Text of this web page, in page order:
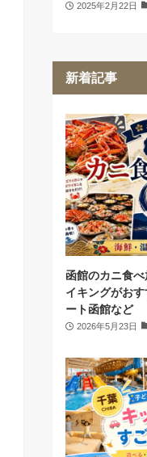
2025年2月22日
新着記事
函館のカニ食
イキングがお
ート函館など
2026年5月23日